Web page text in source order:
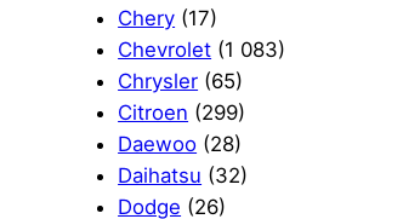
Chery (17)
Chevrolet (1 083)
Chrysler (65)
Citroen (299)
Daewoo (28)
Daihatsu (32)
Dodge (26)